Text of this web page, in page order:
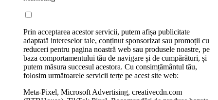
Prin acceptarea acestor servicii, putem afișa publicitate
adaptată intereselor tale, conținut sponsorizat sau promoții cu
reduceri pentru pagina noastră web sau produsele noastre, pe
baza comportamentului tău de navigare și de cumpărături, și
putem măsura succesul acestora. Cu consimțământul tău,
folosim următoarele servicii terțe pe acest site web:
Meta-Pixel, Microsoft Advertising, creativecdn.com